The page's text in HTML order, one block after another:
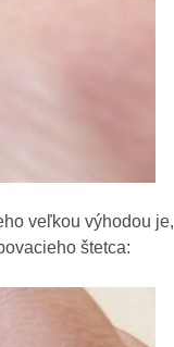
veľkou výhodou je,
štetca: